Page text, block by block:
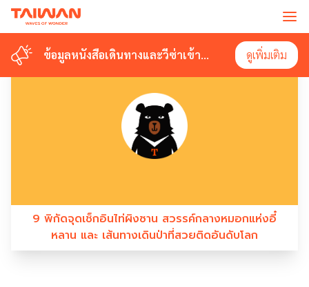
ข้อมูลหนังสือเดินทางและวีซ่าเข้า
ดูเพิ่มเติม
ข้อมูลหนังสือเดินทางและวีซ่าเข้า
ดูเพิ่มเติม
9 พิกัดจุดเช็กอินไท่ผิงซาน สวรรค์กลางหมอกแห่งอี๋
หลาน และ เส้นทางเดินป่าที่สวยติดอันดับโลก